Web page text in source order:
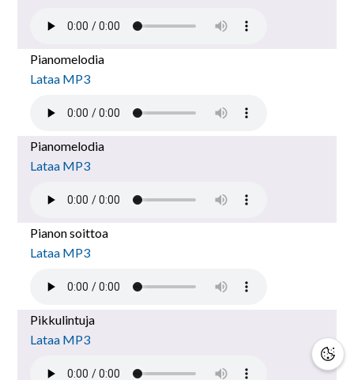
Pianomelodia
Lataa MP3
Pianomelodia
Lataa MP3
Pianon soittoa
Lataa MP3
Pikkulintuja
Lataa MP3